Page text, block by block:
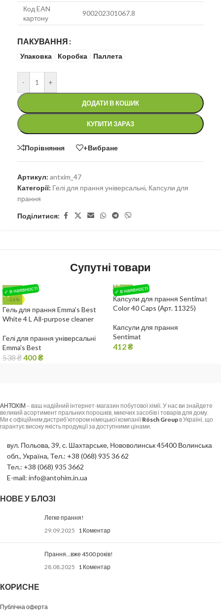
Код EAN
картону
900202301067.8
ПАКУВАННЯ
Упаковка Коробка Паллета
- +
ДОДАТИ В КОШИК
КУПИТИ ЗАРАЗ
Порівняння +Вибране
Артикул: antxim_47
Категорії: Гелі для прання універсальні, Капсули для
прання
Поділитися:
Супутні товари
-26%
Гель для прання Emma’s Best
White 4 L All-purpose cleaner
Гелі для прання універсальні
Emma's Best
538₴400₴
Капсули для прання Sentimat
Color 40 Caps (Арт. 11325)
Капсули для прання
Sentimat
412₴
АНТОХІМ – ваш надійний інтернет-магазин побутової хімії. У нас ви знайдете
великий асортимент пральних порошків, миючих засобів і товарів для дому.
Ми є офіційним дистриб’ютором німецької компаніїRösch Groupв Україні, що
гарантує високу якість продукції за доступними цінами.
вул. Польова, 39, с. Шахтарське, Нововолинськ 45400 Волинська
обл., Україна, Тел.: +38 (068) 935 36 62
Тел.: +38 (068) 935 3662
E-mail: info@antohim.in.ua
НОВЕ У БЛОЗІ
Легке прання!
29.09.2025 1 Коментар
Прання…вже 4500 років!
28.08.2025 1 Коментар
КОРИСНЕ
Публічна оферта